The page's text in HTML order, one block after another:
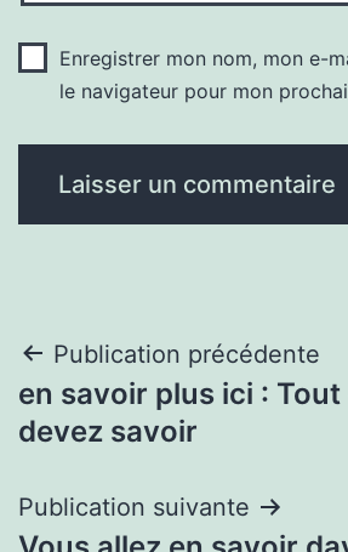
Enregistrer mon nom, mon e-
le navigateur pour mon
Navigation
de
Publication précédente
en savoir plus ici :
devez savoir
Publication suivante